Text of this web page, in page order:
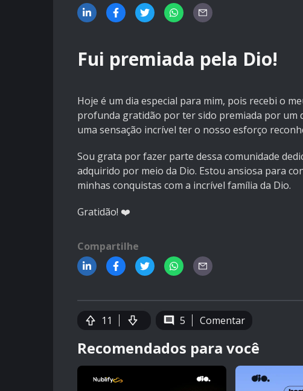
Fui premiada pela Dio!
Hoje é um dia especial para mim, pois recebi o
profunda gratidão por ter sido premiada por um
uma sensação incrível ter o nosso esforço
Sou grata por fazer parte dessa comunidade
adquirido por meio da Dio. Estou ansiosa para
minhas conquistas com a incrível família da Dio.
Gratidão! ❤️
Compartilhe
11 5 Comentar
Recomendados para você